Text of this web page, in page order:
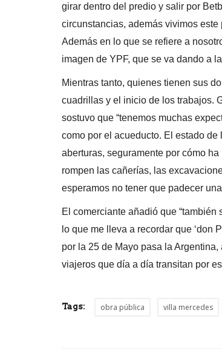
girar dentro del predio y salir por
circunstancias, además vivimos
Además en lo que se refiere a
imagen de YPF, que se va dando a
Mientras tanto, quienes tienen sus
cuadrillas y el inicio de los trabajos.
sostuvo que “tenemos muchas
como por el acueducto. El estado
aberturas, seguramente por cómo
rompen las cañerías, las
esperamos no tener que padecer
El comerciante añadió que
lo que me lleva a recordar que ‘don
por la 25 de Mayo pasa la
viajeros que día a día transitan por
Tags: obra pública villa mercedes